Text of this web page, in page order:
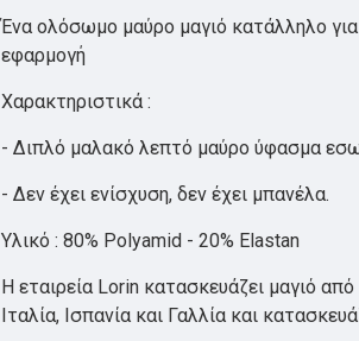
Ένα ολόσωμο μαύρο μαγιό κατάλληλο
εφαρμογή
Χαρακτηριστικά :
- Διπλό μαλακό λεπτό μαύρο ύφασμα
- Δεν έχει ενίσχυση, δεν έχει μπανέλα.
Υλικό : 80% Polyamid - 20% Elastan
Η εταιρεία Lorin κατασκευάζει μαγιό
Ιταλία, Ισπανία και Γαλλία και